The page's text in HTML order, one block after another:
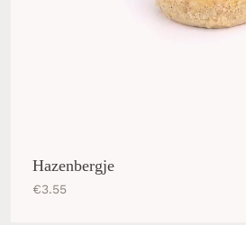
Hazenbergje
€3.55